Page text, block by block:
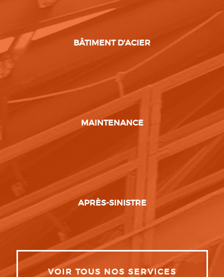
BÂTIMENT D'ACIER
MAINTENANCE
APRÈS-SINISTRE
VOIR TOUS NOS SERVICES